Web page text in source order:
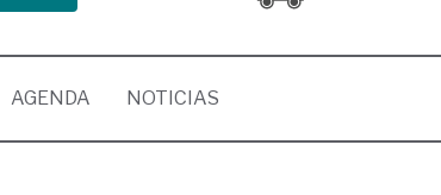
AGENDA NOTICIAS